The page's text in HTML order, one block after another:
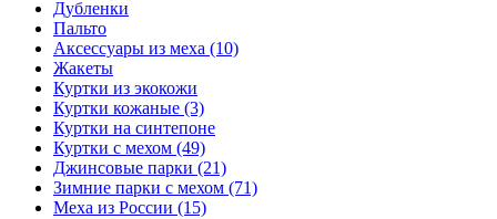
Дубленки
Пальто
Аксессуары из меха (10)
Жакеты
Куртки из экокожи
Куртки кожаные (3)
Куртки на синтепоне
Куртки с мехом (49)
Джинсовые парки (21)
Зимние парки с мехом (71)
Меха из России (15)